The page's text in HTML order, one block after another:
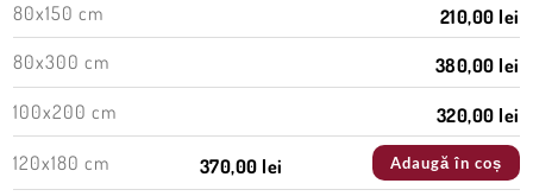
80x150 cm
210,00 lei
80x300 cm
380,00 lei
100x200 cm
320,00 lei
120x180 cm
370,00 lei Adaugă în coș